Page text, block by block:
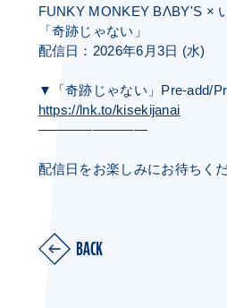
FUNKY MONKEY BΛBY'S ×
「奇跡じゃない」
配信日：2026年6月3日 (水)
▼「奇跡じゃない」Pre-add/
https://lnk.to/kisekijanai
――――――――
配信日をお楽しみにお待ちくだ
BACK